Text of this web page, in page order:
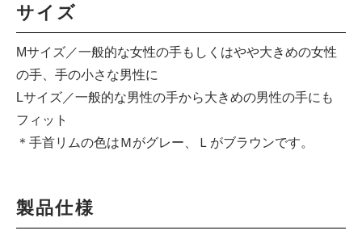
サイズ
Mサイズ／一般的な女性の手もしくはやや大きめの女性
の手、手の小さな男性に
Lサイズ／一般的な男性の手から大きめの男性の手にも
フィット
＊手首リムの色はＭがグレー、Ｌがブラウンです。
製品仕様